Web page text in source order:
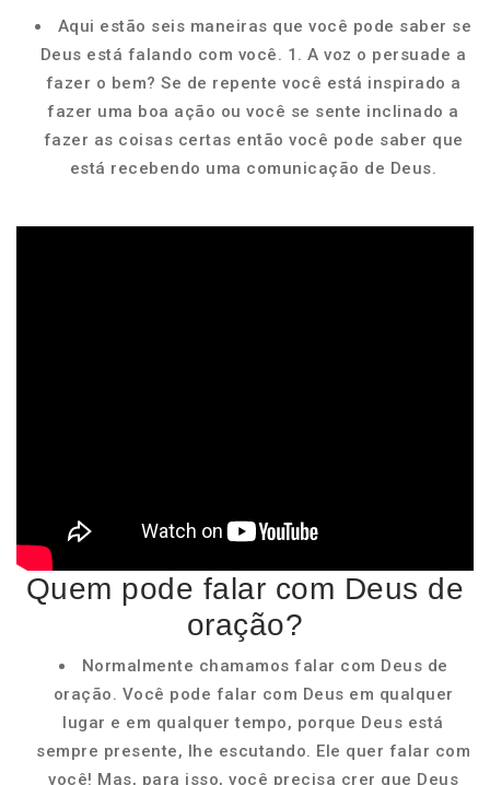
Aqui estão seis maneiras que você pode saber se
Deus está falando com você. 1. A voz o persuade a
fazer o bem? Se de repente você está inspirado a
fazer uma boa ação ou você se sente inclinado a
fazer as coisas certas então você pode saber que
está recebendo uma comunicação de Deus.
Quem pode falar com Deus de
oração?
Normalmente chamamos falar com Deus de
oração. Você pode falar com Deus em qualquer
lugar e em qualquer tempo, porque Deus está
sempre presente, lhe escutando. Ele quer falar com
você! Mas, para isso, você precisa crer que Deus